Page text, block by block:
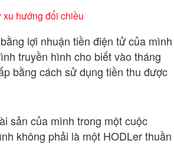
xu hướng đổi chiều
lợi nhuận tiền điện tử của mình
truyền hình cho biết vào tháng
bằng cách sử dụng tiền thu được
sản của mình trong một cuộc
không phải là một HODLer thuần